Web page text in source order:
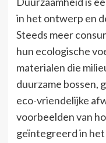
in het ontwerp en
Steeds meer
hun ecologische
materialen die
duurzame bossen,
eco-vriendelijke
voorbeelden van
geïntegreerd in